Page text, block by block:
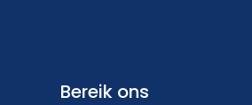
Bereik ons